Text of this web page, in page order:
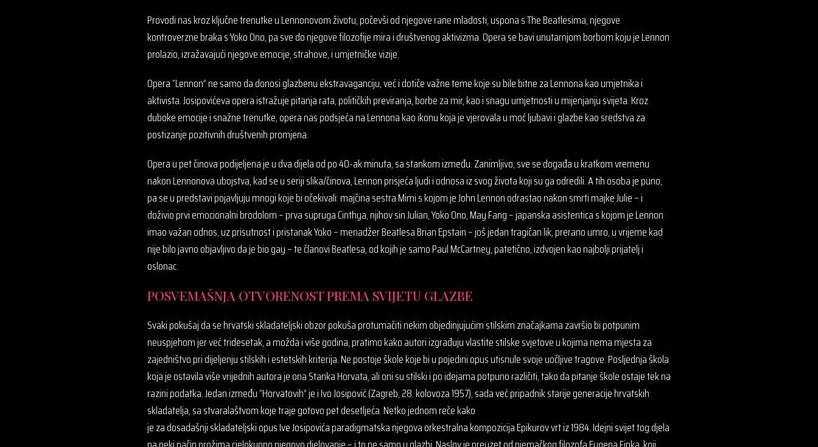
Provodi nas kroz ključne trenutke u Lennonovom životu, počevši od njegove rane mladosti, uspona s The Beatlesima, njegove
kontroverzne braka s Yoko Ono, pa sve do njegove filozofije mira i društvenog aktivizma. Opera se bavi unutarnjom borbom koju je Lennon
prolazio, izražavajući njegove emocije, strahove, i umjetničke vizije.
Opera “Lennon” ne samo da donosi glazbenu ekstravaganciju, već i dotiče važne teme koje su bile bitne za Lennona kao umjetnika i
aktivista. Josipovićeva opera istražuje pitanja rata, političkih previranja, borbe za mir, kao i snagu umjetnosti u mijenjanju svijeta. Kroz
duboke emocije i snažne trenutke, opera nas podsjeća na Lennona kao ikonu koja je vjerovala u moć ljubavi i glazbe kao sredstva za
postizanje pozitivnih društvenih promjena.
Opera u pet činova podijeljena je u dva dijela od po 40-ak minuta, sa stankom između. Zanimljivo, sve se događa u kratkom vremenu
nakon Lennonova ubojstva, kad se u seriji slika/činova, Lennon prisjeća ljudi i odnosa iz svog života koji su ga odredili. A tih osoba je puno,
pa se u predstavi pojavljuju mnogi koje bi očekivali: majčina sestra Mimi s kojom je John Lennon odrastao nakon smrti majke Julie – i
doživio prvi emocionalni brodolom – prva supruga Cinthya, njihov sin Julian, Yoko Ono, May Fang – japanska asistentica s kojom je Lennon
imao važan odnos, uz prisutnost i pristanak Yoko – menadžer Beatlesa Brian Epstain – još jedan tragičan lik, prerano umro, u vrijeme kad
nije bilo javno objavljivo da je bio gay – te članovi Beatlesa, od kojih je samo Paul McCartney, patetično, izdvojen kao najbolji prijatelj i
oslonac.
POSVEMAŠNJA OTVORENOST PREMA SVIJETU GLAZBE
Svaki pokušaj da se hrvatski skladateljski obzor pokuša protumačiti nekim objedinjujućim stilskim značajkama završio bi potpunim
neuspjehom jer već tridesetak, a možda i više godina, pratimo kako autori izgrađuju vlastite stilske svjetove u kojima nema mjesta za
zajedništvo pri dijeljenju stilskih i estetskih kriterija. Ne postoje škole koje bi u pojedini opus utisnule svoje uočljive tragove. Posljednja škola
koja je ostavila više vrijednih autora je ona Stanka Horvata, ali oni su stilski i po idejama potpuno različiti, tako da pitanje škole ostaje tek na
razini podatka. Jedan između “Horvatovih” je i Ivo Josipović (Zagreb, 28. kolovoza 1957.), sada već pripadnik starije generacije hrvatskih
skladatelja, sa stvaralaštvom koje traje gotovo pet desetljeća. Netko jednom reče kako
je za dosadašnji skladateljski opus Ive Josipovića paradigmatska njegova orkestralna kompozicija Epikurov vrt iz 1984. Idejni svijet tog djela